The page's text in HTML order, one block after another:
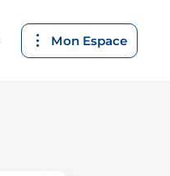
Mon Espace